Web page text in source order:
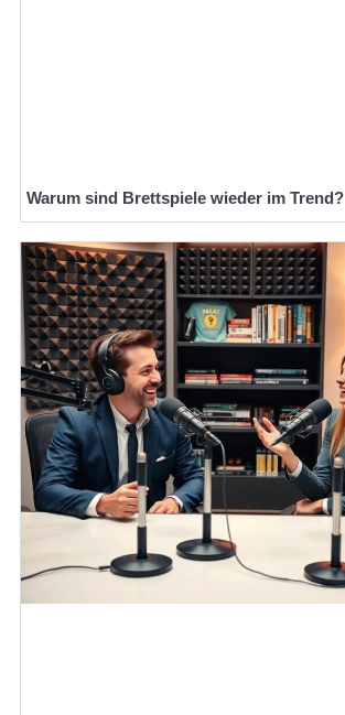
Warum sind Brettspiele wieder im Trend?